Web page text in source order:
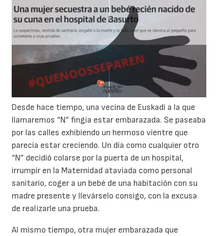
Desde hace tiempo, una vecina de Euskadi a la que
llamaremos “N” fingía estar embarazada. Se paseaba
por las calles exhibiendo un hermoso vientre que
parecía estar creciendo. Un día como cualquier otro
“N” decidió colarse por la puerta de un hospital,
irrumpir en la Maternidad ataviada como personal
sanitario, coger a un bebé de una habitación con su
madre presente y llevárselo consigo, con la excusa
de realizarle una prueba.
Al mismo tiempo, otra mujer embarazada que